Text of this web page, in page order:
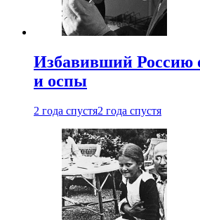
Избавивший Россию
и оспы
2 года спустя2 года спустя